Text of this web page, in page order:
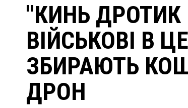
"КИНЬ ДРОТИК
ВІЙСЬКОВІ В
ЗБИРАЮТЬ
ДРОН